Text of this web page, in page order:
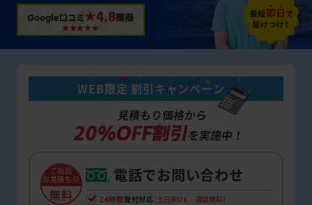
Google口コミ ★4.8獲得
WEB限定 割引キャンペーン
見積もり価格から
20%OFF割引を実施中！
ご相談
お見積もり
無料
電話でお問い合わせ
24時間 受付対応 [土日祝OK・通話無料]